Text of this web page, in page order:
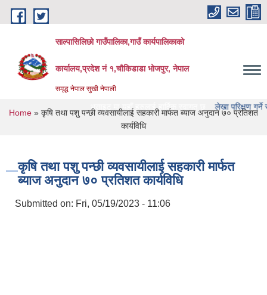
Skip to main content
साल्पासिलिछो गाउँपालिका,गाउँ कार्यपालिकाको
कार्यालय,प्रदेश नं १,चौकिडाडा भोजपुर, नेपाल
समृद्ध नेपाल सुखी नेपाली
गाउँपालिका को वेभसाइट मा यहाँ हरुलाई हार्दिक स्वागत छ लेखा परिक्षण गर्ने संस्था हरु
You are here
Home » कृषि तथा पशु पन्छी व्यवसायीलाई सहकारी मार्फत ब्याज अनुदान ७० प्रतिशत
कार्यविधि
कृषि तथा पशु पन्छी व्यवसायीलाई सहकारी मार्फत
ब्याज अनुदान ७० प्रतिशत कार्यविधि
Submitted on: Fri, 05/19/2023 - 11:06